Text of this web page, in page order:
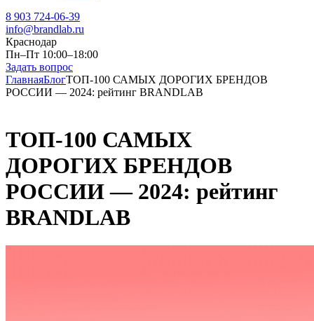
8 903 724-06-39
info@brandlab.ru
Краснодар
Пн–Пт 10:00–18:00
Задать вопрос
ГлавнаяБлогТОП-100 САМЫХ ДОРОГИХ БРЕНДОВ
РОССИИ — 2024: рейтинг BRANDLAB
ТОП-100 САМЫХ
ДОРОГИХ БРЕНДОВ
РОССИИ — 2024: рейтинг
BRANDLAB